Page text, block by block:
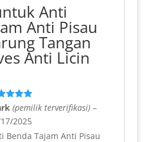
Anti
Anti Pisau
Tangan
Anti Licin
5
5
(pemilik terverifikasi) –
2025
Benda Tajam Anti Pisau